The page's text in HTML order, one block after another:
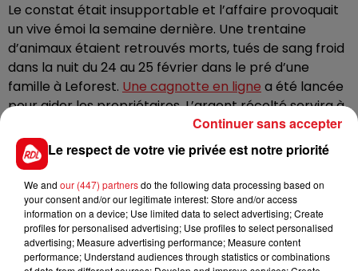
Le constat était insupportable et l’affaire provoquait
un vive émoi la semaine dernière. Une trentaine
d’animaux étaient retrouvés morts, tués de sang froid
dans la nuit du 24 au 25 février dans le pré d’une
famille à Leforest. Une cagnotte en ligne a été lancée
pour aider les propriétaires. L’argent récolté servira à
aider la famille pour leurs frais de réparations des
clôtures forcées, la construction d’un enclos sécurisé,
et plus globalement aux animaux qui ont survécu.
L’enquête se poursuit pour trouver les responsables.
FIL D'ACTUS
Le respect de votre vie privée est notre priorité
We and our (447) partnersdo the following data processing based on
your consent and/or our legitimate interest: Store and/or access
information on a device; Use limited data to select advertising; Create
profiles for personalised advertising; Use profiles to select personalised
advertising; Measure advertising performance; Measure content
performance; Understand audiences through statistics or combinations
Continuer sans accepter